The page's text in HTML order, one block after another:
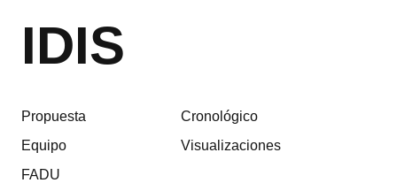
IDIS
Propuesta
Equipo
FADU
Cronológico
Visualizaciones